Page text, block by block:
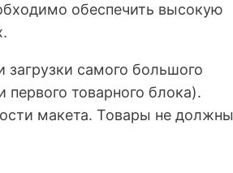
обеспечить высокую
самого большого
первого товарного блока).
макета. Товары не должны